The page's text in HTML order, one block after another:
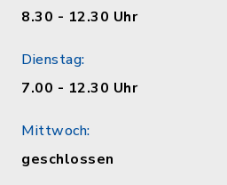
8.30 - 12.30 Uhr
Dienstag:
7.00 - 12.30 Uhr
Mittwoch:
geschlossen